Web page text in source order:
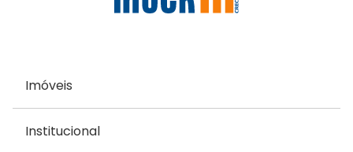
Imóveis
Institucional